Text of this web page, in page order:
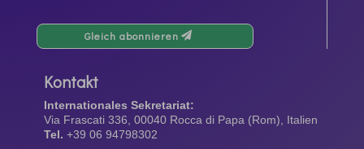
Gleich abonnieren
Kontakt
Internationales Sekretariat:
Via Frascati 336, 00040 Rocca di Papa (Rom), Italien
Tel. +39 06 94798302